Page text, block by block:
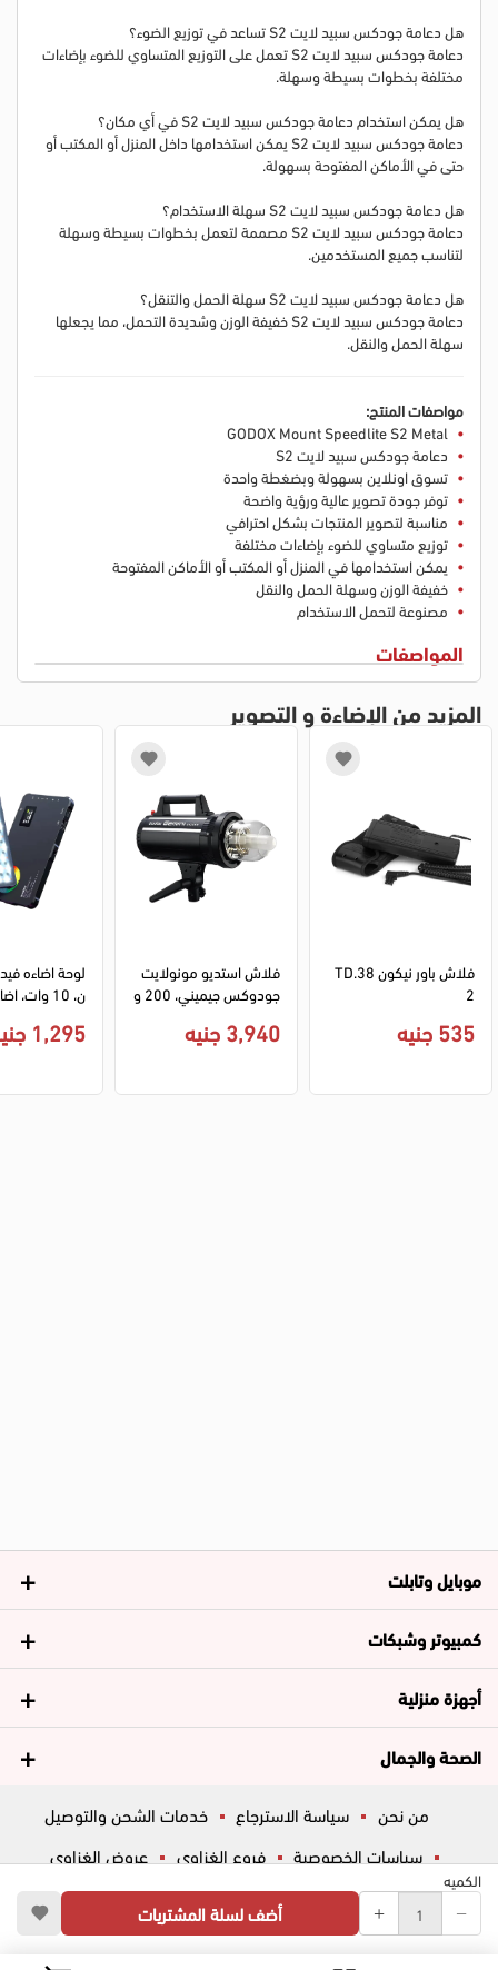
الكميه
أضف لسلة المشتريات
هل دعامة جودكس سبيد لايت S2 تساعد في توزيع الضوء؟
دعامة جودكس سبيد لايت S2 تعمل على التوزيع المتساوي للضوء بإضاءات
مختلفة بخطوات بسيطة وسهلة.
هل يمكن استخدام دعامة جودكس سبيد لايت S2 في أي مكان؟
دعامة جودكس سبيد لايت S2 يمكن استخدامها داخل المنزل أو المكتب أو
حتى في الأماكن المفتوحة بسهولة.
هل دعامة جودكس سبيد لايت S2 سهلة الاستخدام؟
دعامة جودكس سبيد لايت S2 مصممة لتعمل بخطوات بسيطة وسهلة
لتناسب جميع المستخدمين.
هل دعامة جودكس سبيد لايت S2 سهلة الحمل والتنقل؟
دعامة جودكس سبيد لايت S2 خفيفة الوزن وشديدة التحمل، مما يجعلها
سهلة الحمل والنقل.
مواصفات المنتج:
GODOX Mount Speedlite S2 Metal
دعامة جودكس سبيد لايت S2
تسوق اونلاين بسهولة وبضغطة واحدة
توفر جودة تصوير عالية ورؤية واضحة
مناسبة لتصوير المنتجات بشكل احترافي
توزيع متساوي للضوء بإضاءات مختلفة
يمكن استخدامها في المنزل أو المكتب أو الأماكن المفتوحة
خفيفة الوزن وسهلة الحمل والنقل
مصنوعة لتحمل الاستخدام
المواصفات
المزيد من الإضاءة و التصوير
فلاش باور نيكون TD.38
2
535 جنيه
جودوكس جيميني، 200 و
3,940 جنيه
لوحة اضاءه
1,295 جنيه
موبايل وتابلت
كمبيوتر وشبكات
أجهزة منزلية
الصحة والجمال
من نحن سياسة الاسترجاع
خدمات الشحن والتوصيل
سياسات الخصوصية
فروع الغزاوي
عروض الغزاوي
المساعدة
ڤاليو أسئلة شائعة